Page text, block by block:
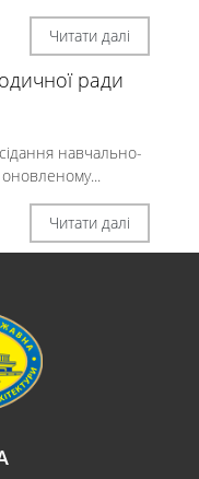
Читати далі
ради
навчально-
Читати далі